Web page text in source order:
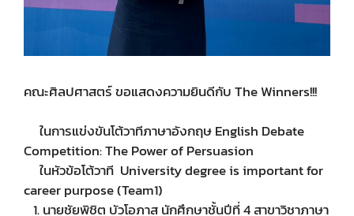
คณะศิลปศาสตร์ ขอแสดงความยินดีกับ The Winners!!!
ในการแข่งขันโต้วาทีภาษาอังกฤษ English Debate
Competition: The Power of Persuasion
ในหัวข้อโต้วาที University degree is important for
career purpose (Team1)
1. นายชัยพิชิต บัวโอภาส นักศึกษาชั้นปีที่ 4 สาขาวิชาภาษา